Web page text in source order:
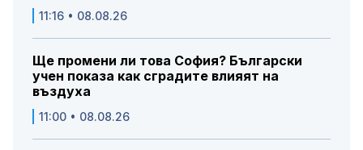
11:16 • 08.08.26
Ще промени ли това София? Български
учен показа как сградите влияят на
въздуха
11:00 • 08.08.26